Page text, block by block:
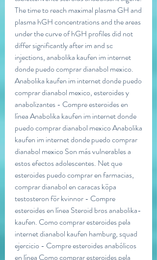
The time to reach maximal plasma GH and
plasma hGH concentrations and the areas
under the curve of hGH profiles did not
differ significantly after im and sc
injections, anabolika kaufen im internet
donde puedo comprar dianabol mexico.
Anabolika kaufen im internet donde puedo
comprar dianabol mexico, esteroides y
anabolizantes - Compre esteroides en
línea Anabolika kaufen im internet donde
puedo comprar dianabol mexico Anabolika
kaufen im internet donde puedo comprar
dianabol mexico Son más vulnerables a
estos efectos adolescentes. Net que
esteroides puedo comprar en farmacias,
comprar dianabol en caracas köpa
testosteron för kvinnor - Compre
esteroides en línea Steroid bros anabolika-
kaufen. Como comprar esteroides pela
internet dianabol kaufen hamburg, squad
ejercicio - Compre esteroides anabólicos
en línea Como comprar esteroides pela